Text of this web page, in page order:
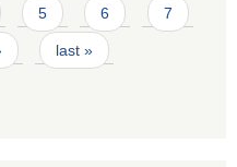
5 6 7
last »